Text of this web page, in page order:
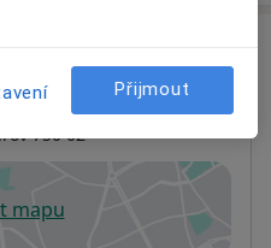
750 02
mapu
se otevře v nové záložce
Přijmout